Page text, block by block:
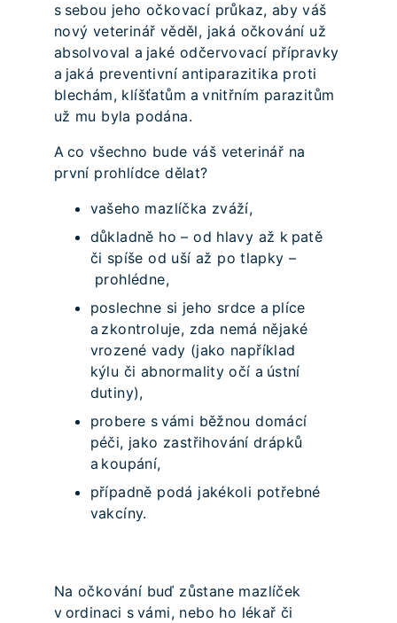
s sebou jeho očkovací průkaz, aby váš
nový veterinář věděl, jaká očkování už
absolvoval a jaké odčervovací přípravky
a jaká preventivní antiparazitika proti
blechám, klíšťatům a vnitřním parazitům
už mu byla podána.
A co všechno bude váš veterinář na
první prohlídce dělat?
vašeho mazlíčka zváží,
důkladně ho – od hlavy až k patě
či spíše od uší až po tlapky –
prohlédne,
poslechne si jeho srdce a plíce
a zkontroluje, zda nemá nějaké
vrozené vady (jako například
kýlu či abnormality očí a ústní
dutiny),
probere s vámi běžnou domácí
péči, jako zastřihování drápků
a koupání,
případně podá jakékoli potřebné
vakcíny.
Na očkování buď zůstane mazlíček
v ordinaci s vámi, nebo ho lékař či